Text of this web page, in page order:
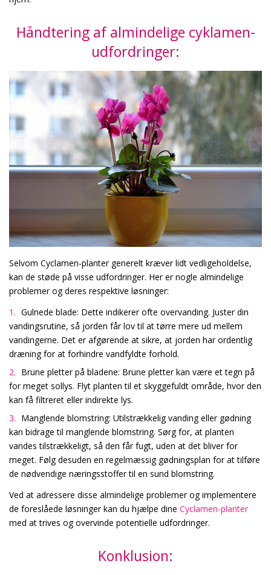
Håndtering af almindelige cyklamen-
udfordringer:
Selvom Cyclamen-planter generelt kræver lidt vedligeholdelse,
kan de støde på visse udfordringer. Her er nogle almindelige
problemer og deres respektive løsninger:
Gulnede blade: Dette indikerer ofte overvanding. Juster din
vandingsrutine, så jorden får lov til at tørre mere ud mellem
vandingerne. Det er afgørende at sikre, at jorden har ordentlig
dræning for at forhindre vandfyldte forhold.
Brune pletter på bladene: Brune pletter kan være et tegn på
for meget sollys. Flyt planten til et skyggefuldt område, hvor den
kan få filtreret eller indirekte lys.
Manglende blomstring: Utilstrækkelig vanding eller gødning
kan bidrage til manglende blomstring. Sørg for, at planten
vandes tilstrækkeligt, så den får fugt, uden at det bliver for
meget. Følg desuden en regelmæssig gødningsplan for at tilføre
de nødvendige næringsstoffer til en sund blomstring.
Ved at adressere disse almindelige problemer og implementere
de foreslåede løsninger kan du hjælpe dine Cyclamen-planter
med at trives og overvinde potentielle udfordringer.
Konklusion: